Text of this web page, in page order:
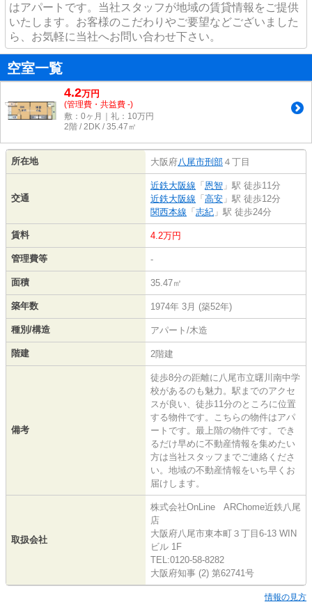
はアパートです。当社スタッフが地域の賃貸情報をご提供
いたします。お客様のこだわりやご要望などございました
ら、お気軽に当社へお問い合わせ下さい。
空室一覧
4.2万円
(管理費・共益費 -)
敷：0ヶ月｜礼：10万円
2階 / 2DK / 35.47㎡
所在地 大阪府八尾市刑部 ４丁目
交通
近鉄大阪線 「 恩智 」駅 徒歩11分
近鉄大阪線 「 高安 」駅 徒歩12分
関西本線 「 志紀 」駅 徒歩24分
賃料 4.2万円
管理費等 -
面積 35.47㎡
築年数 1974年 3月 (築52年)
種別/構造 アパート/木造
階建 2階建
備考
徒歩8分の距離に八尾市立曙川南中学
校があるのも魅力。駅までのアクセ
スが良い、徒歩11分のところに位置
する物件です。こちらの物件はアパ
ートです。最上階の物件です。でき
るだけ早めに不動産情報を集めたい
方は当社スタッフまでご連絡くださ
い。地域の不動産情報をいち早くお
届けします。
取扱会社
株式会社OnLine ARChome近鉄八尾
店
大阪府八尾市東本町３丁目6-13 WIN
ビル 1F
TEL:0120-58-8282
大阪府知事 (2) 第62741号
情報の見方